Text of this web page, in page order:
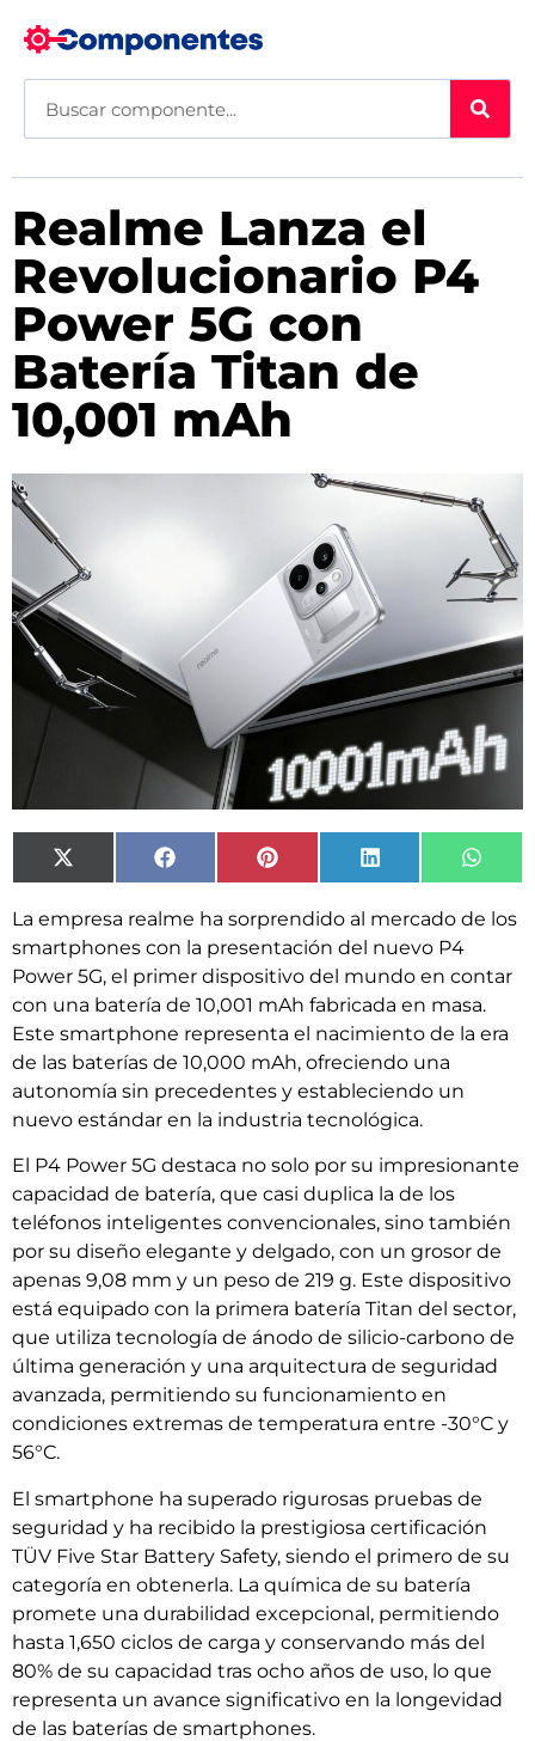
Realme Lanza el
Revolucionario P4
Power 5G con
Batería Titan de
10,001 mAh
X
(Twitter)
Facebook Pinterest LinkedIn
La empresa realme ha sorprendido al mercado de los
smartphones con la presentación del nuevo P4
Power 5G, el primer dispositivo del mundo en contar
con una batería de 10,001 mAh fabricada en masa.
Este smartphone representa el nacimiento de la era
de las baterías de 10,000 mAh, ofreciendo una
autonomía sin precedentes y estableciendo un
nuevo estándar en la industria tecnológica.
El P4 Power 5G destaca no solo por su impresionante
capacidad de batería, que casi duplica la de los
teléfonos inteligentes convencionales, sino también
por su diseño elegante y delgado, con un grosor de
apenas 9,08 mm y un peso de 219 g. Este dispositivo
está equipado con la primera batería Titan del sector,
que utiliza tecnología de ánodo de silicio-carbono de
última generación y una arquitectura de seguridad
avanzada, permitiendo su funcionamiento en
condiciones extremas de temperatura entre -30°C y
56°C.
El smartphone ha superado rigurosas pruebas de
seguridad y ha recibido la prestigiosa certificación
TÜV Five Star Battery Safety, siendo el primero de su
categoría en obtenerla. La química de su batería
promete una durabilidad excepcional, permitiendo
hasta 1,650 ciclos de carga y conservando más del
80% de su capacidad tras ocho años de uso, lo que
representa un avance significativo en la longevidad
de las baterías de smartphones.